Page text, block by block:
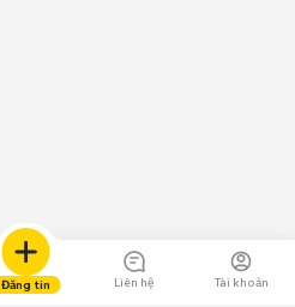
Đăng tin Liên hệ Tài khoản